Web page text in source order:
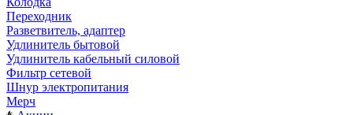
Переходник
Разветвитель, адаптер
Удлинитель бытовой
Удлинитель кабельный силовой
Фильтр сетевой
Шнур электропитания
Мерч